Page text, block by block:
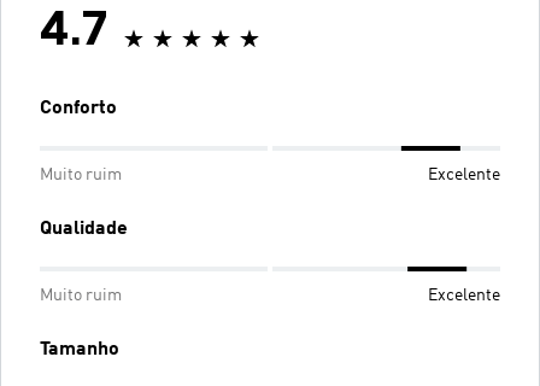
4.7
Conforto
Muito ruim Excelente
Qualidade
Muito ruim Excelente
Tamanho